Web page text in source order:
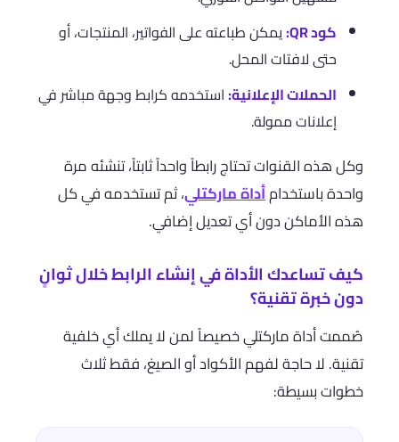
كود QR:
يمكن طباعته على الفواتير، المنتجات، أو
حتى لافتات المحل.
الحملات الإعلانية:استخدمه كرابط وجهة مباشر في
إعلانات ممولة.
وكل هذه القنوات تحتاج رابطاً واحداً ثابتاً، تنشئه مرة
واحدة باستخدامأداة ماركتلي، ثم تستخدمه في كل
هذه الأماكن دون أي تعديل إضافي.
كيف تساعدك الأداة في إنشاء الرابط خلال ثوانٍ
دون خبرة تقنية؟
صُممت أداة ماركتلي خصيصاً لمن لا يملك أي خلفية
تقنية. لا حاجة لفهم الأكواد أو الصيغ، فقط ثلاث
خطوات بسيطة: